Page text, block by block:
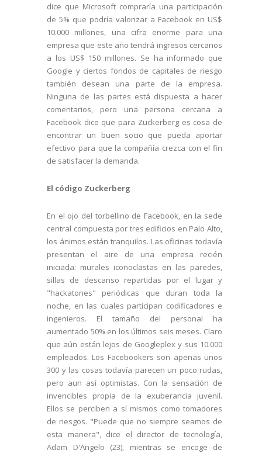
dice que Microsoft compraría una participación
de 5% que podría valorizar a Facebook en US$
10.000 millones, una cifra enorme para una
empresa que este año tendrá ingresos cercanos
a los US$ 150 millones. Se ha informado que
Google y ciertos fondos de capitales de riesgo
también desean una parte de la empresa.
Ninguna de las partes está dispuesta a hacer
comentarios, pero una persona cercana a
Facebook dice que para Zuckerberg es cosa de
encontrar un buen socio que pueda aportar
efectivo para que la compañía crezca con el fin
de satisfacer la demanda.
El código Zuckerberg
En el ojo del torbellino de Facebook, en la sede
central compuesta por tres edificios en Palo Alto,
los ánimos están tranquilos. Las oficinas todavía
presentan el aire de una empresa recién
iniciada: murales iconoclastas en las paredes,
sillas de descanso repartidas por el lugar y
"hackatones" periódicas que duran toda la
noche, en las cuales participan codificadores e
ingenieros. El tamaño del personal ha
aumentado 50% en los últimos seis meses. Claro
que aún están lejos de Googleplex y sus 10.000
empleados. Los Facebookers son apenas unos
300 y las cosas todavía parecen un poco rudas,
pero aun así optimistas. Con la sensación de
invencibles propia de la exuberancia juvenil.
Ellos se perciben a sí mismos como tomadores
de riesgos. "Puede que no siempre seamos de
esta manera", dice el director de tecnología,
Adam D'Angelo (23), mientras se encoge de